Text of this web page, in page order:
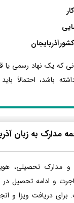
که یک نهاد رسمی یا
باشد، احتمالاً
مدارک به زبان
و مدارک تحصیلی،
و ادامه تحصیل در
دریافت ویزا و